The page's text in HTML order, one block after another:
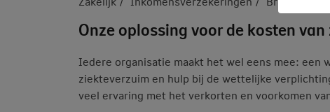
Onze oplossing voor de kosten
Iedere organisatie maakt het wel eens mee:
ziekteverzuim en hulp bij de wettelijke
veel ervaring met het verkorten en voorkomen